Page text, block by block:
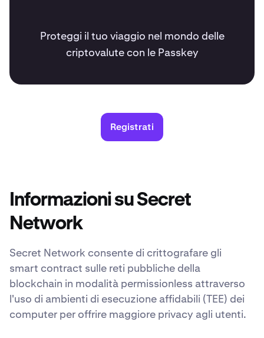
Proteggi il tuo viaggio nel mondo delle
criptovalute con le Passkey
Registrati
Informazioni su Secret
Network
Secret Network consente di crittografare gli
smart contract sulle reti pubbliche della
blockchain in modalità permissionless attraverso
l'uso di ambienti di esecuzione affidabili (TEE) dei
computer per offrire maggiore privacy agli utenti.